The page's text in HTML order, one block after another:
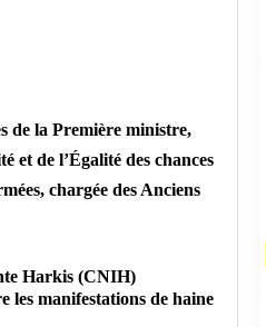
de la Première ministre,
et de l’Égalité des chances
chargée des Anciens
Harkis (CNIH)
les manifestations de haine